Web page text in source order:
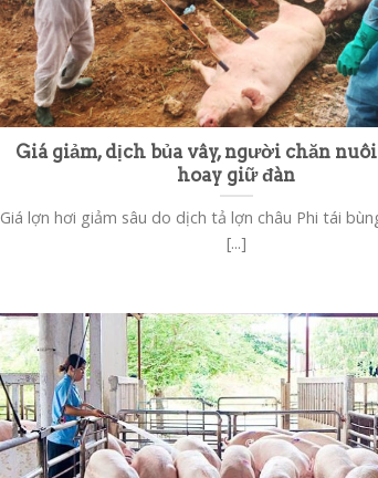
Giá giảm, dịch bủa vây, người chăn
hoay giữ đàn
Giá lợn hơi giảm sâu do dịch tả lợn châu Phi tái
[...]